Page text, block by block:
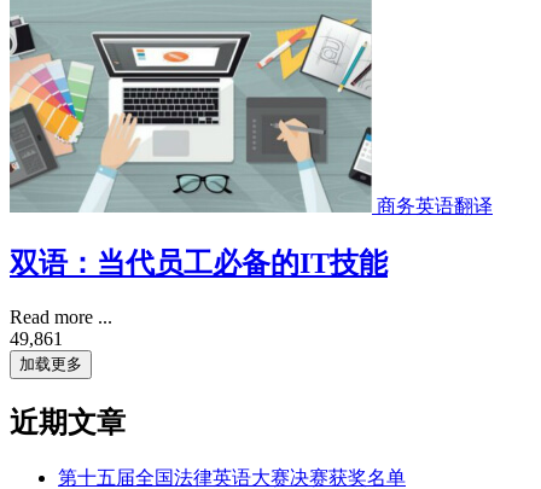
商务英语翻译
双语：当代员工必备的IT技能
Read more ...
49,861
加载更多
近期文章
第十五届全国法律英语大赛决赛获奖名单